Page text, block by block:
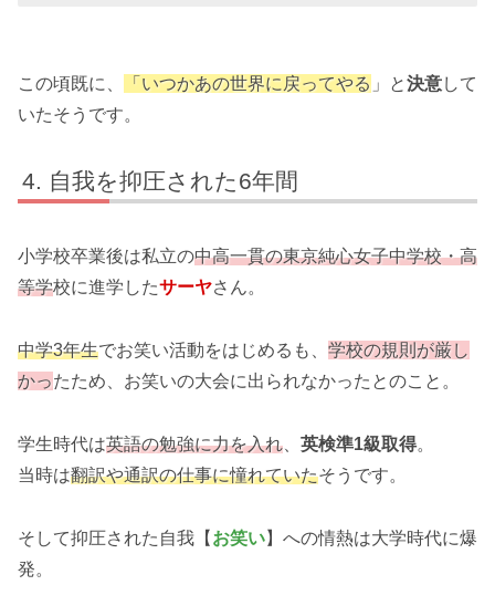
この頃既に、 「いつかあの世界に戻ってやる 」と決意して
いたそうです。
自我を抑圧された6年間
小学校卒業後は私立の中高一貫の東京純心女子中学校・高
等学校に進学したサーヤさん。
中学3年生でお笑い活動をはじめるも、 学校の規則が厳し
かったため、お笑いの大会に出られなかったとのこと。
学生時代は英語の勉強に力を入れ 英検準1級取得。
当時は翻訳や通訳の仕事に憧れていたそうです。
そして抑圧された自我【 お笑い】への情熱は大学時代に爆
発。